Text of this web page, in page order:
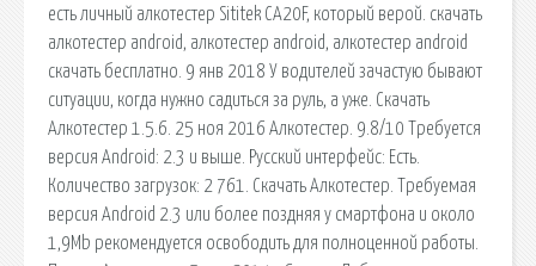
есть личный алкотестер Sititek CA20F, который верой. скачать
алкотестер android, алкотестер android, алкотестер android
скачать бесплатно. 9 янв 2018 У водителей зачастую бывают
ситуации, когда нужно садиться за руль, а уже. Скачать
Алкотестер 1.5.6. 25 ноя 2016 Алкотестер. 9.8/10 Требуется
версия Android: 2.3 и выше. Русский интерфейс: Есть.
Количество загрузок: 2 761. Скачать Алкотестер. Требуемая
версия Android 2.3 или более поздняя у смартфона и около
1,9Mb рекомендуется освободить для полноценной работы.